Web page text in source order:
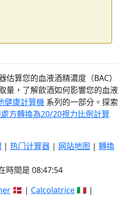
算您的血液酒精濃度（BAC）
量，了解飲酒如何影響您的血液
健康計算機 系列的一部分。探索
方轉換為20/20視力比例計算
| 热门计算器 | 网站地图 | 轉換
時間是 08:47:54
🇩🇰 | Calcolatrice🇮🇹 |